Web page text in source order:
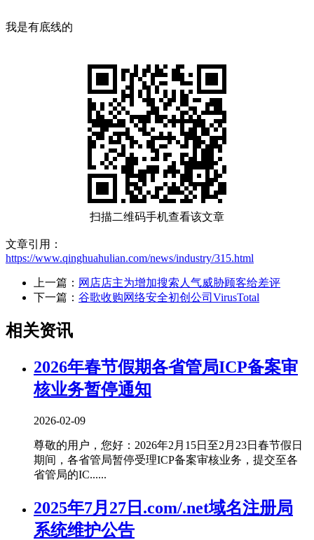
我是有底线的
扫描二维码手机查看该文章
文章引用：
https://www.qinghuahulian.com/news/industry/315.html
上一篇： 网店店主为增加搜索人气威胁顾客给差评
下一篇： 谷歌收购网络安全初创公司VirusTotal
相关资讯
2026年春节假期各省管局ICP备案审
核业务暂停通知
2026-02-09
尊敬的用户，您好：2026年2月15日至2月23日春节假日
期间，各省管局暂停受理ICP备案审核业务，提交至各
省管局的IC......
2025年7月27日.com/.net域名注册局
系统维护公告